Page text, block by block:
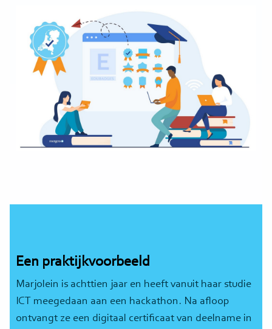
Een praktijkvoorbeeld
Marjolein is achttien jaar en heeft vanuit haar studie
ICT meegedaan aan een hackathon. Na afloop
ontvangt ze een digitaal certificaat van deelname in